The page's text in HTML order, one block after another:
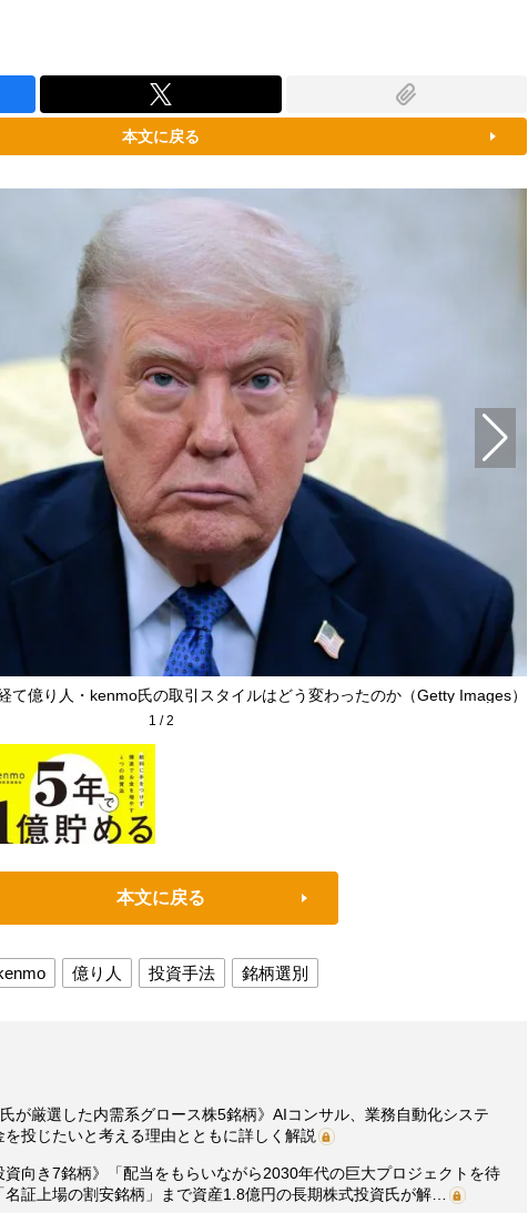
本文に戻る
て億り人・kenmo氏の取引スタイルはどう変わったのか（Getty Images）
1 /2
本文に戻る
億り人 投資手法 銘柄選別
が厳選した内需系グロース株5銘柄》AIコンサル、業務自動化システ
投じたいと考える理由とともに詳しく解説
資向き7銘柄》「配当をもらいながら2030年代の巨大プロジェクトを待
証上場の割安銘柄」まで資産1.8億円の長期株式投資氏が解…